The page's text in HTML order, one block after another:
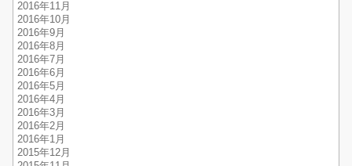
2016年11月
2016年10月
2016年9月
2016年8月
2016年7月
2016年6月
2016年5月
2016年4月
2016年3月
2016年2月
2016年1月
2015年12月